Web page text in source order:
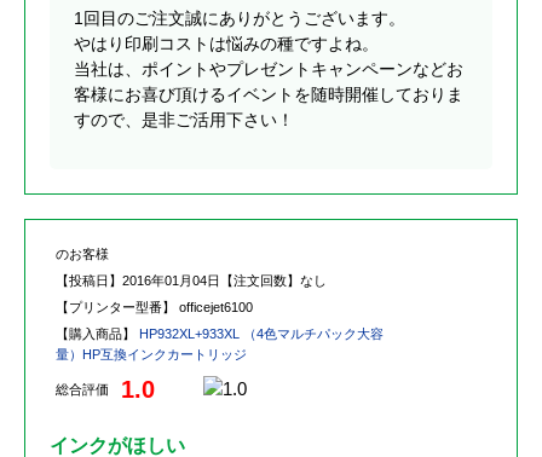
1回目のご注文誠にありがとうございます。
やはり印刷コストは悩みの種ですよね。
当社は、ポイントやプレゼントキャンペーンなどお
客様にお喜び頂けるイベントを随時開催しておりま
すので、是非ご活用下さい！
のお客様
【投稿日】 2016年01月04日 【注文回数】 なし
【プリンター型番】 officejet6100
【購入商品】 HP932XL+933XL （4色マルチパック大容
量）HP互換インクカートリッジ
総合評価 1.0
インクがほしい